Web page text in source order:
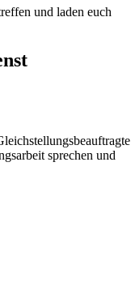
und laden euch
sprechen und